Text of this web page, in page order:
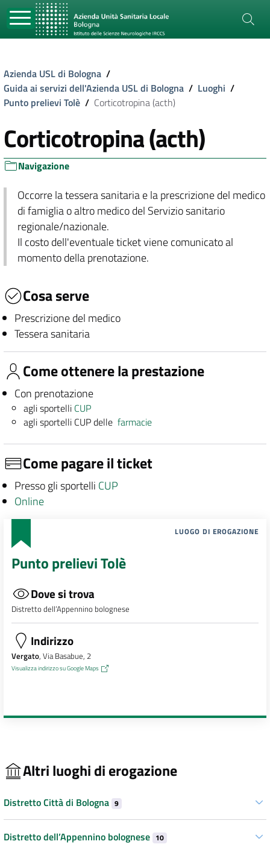
Azienda USL di Bologna /
Guida ai servizi dell'Azienda USL di Bologna / Luoghi /
Punto prelievi Tolè / Corticotropina (acth)
Corticotropina (acth)
Navigazione
Occorre la tessera sanitaria e la prescrizione del medico
di famiglia o altro medico del Servizio sanitario
regionale/nazionale.
Il costo dell'eventuale ticket viene comunicato al
momento della prenotazione.
Cosa serve
Prescrizione del medico
Tessera sanitaria
Come ottenere la prestazione
Con prenotazione
agli sportelli CUP
agli sportelli CUP dellefarmacie
Come pagare il ticket
Presso gli sportelli CUP
Online
LUOGO DI EROGAZIONE
Punto prelievi Tolè
Dove si trova
Distretto dell’Appennino bolognese
Indirizzo
Vergato, Via Basabue, 2
Visualizza indirizzo su Google Maps
Altri luoghi di erogazione
Distretto Città di Bologna 9
Distretto dell’Appennino bolognese 10